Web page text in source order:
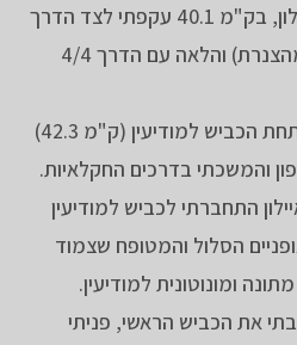
4/4 שלצד ערוץ נחל איילון, בק"מ 40.1 עקפתי לצד הדרך
קטע בוצי (גלישת ביוב מהצנרת) והלאה עם הדרך 4/4
לצד הנחל חציתי בגשר תחת הכביש למודיעין (ק"מ 42.3)
והמשכתי בדרכים החקלאיות.
התחברתי לכביש למודיעין
האופניים הסלול והמטופח שצמוד
ומונוטונית למודיעין.
בק"מ 47.9 עזבתי את הכביש הראשי, פניתי